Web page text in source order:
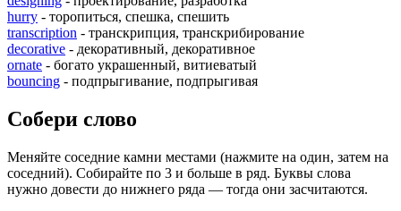
hurry - торопиться, спешка, спешить
transcription - транскрипция, транскрибирование
decorative - декоративный, декоративное
ornate - богато украшенный, витиеватый
bouncing - подпрыгивание, подпрыгивая
Собери слово
Меняйте соседние камни местами (нажмите на один, затем на
соседний). Собирайте по 3 и больше в ряд. Буквы слова
нужно довести до нижнего ряда — тогда они засчитаются.